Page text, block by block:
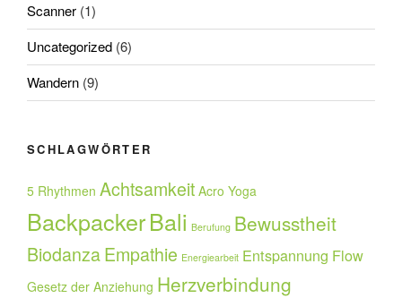
Scanner (1)
Uncategorized (6)
Wandern (9)
SCHLAGWÖRTER
5 Rhythmen Achtsamkeit Acro Yoga
BackpackerBali Berufung Bewusstheit
BiodanzaEmpathie Energiearbeit Entspannung Flow
Gesetz der Anziehung Herzverbindung